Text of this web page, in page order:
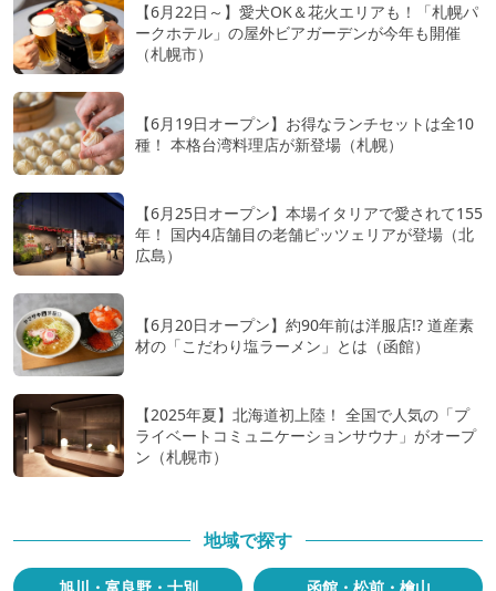
【6月22日～】愛犬OK＆花火エリアも！「札幌パ
ークホテル」の屋外ビアガーデンが今年も開催
（札幌市）
【6月19日オープン】お得なランチセットは全10
種！ 本格台湾料理店が新登場（札幌）
【6月25日オープン】本場イタリアで愛されて155
年！ 国内4店舗目の老舗ピッツェリアが登場（北
広島）
【6月20日オープン】約90年前は洋服店!? 道産素
材の「こだわり塩ラーメン」とは（函館）
【2025年夏】北海道初上陸！ 全国で人気の「プ
ライベートコミュニケーションサウナ」がオープ
ン（札幌市）
地域で探す